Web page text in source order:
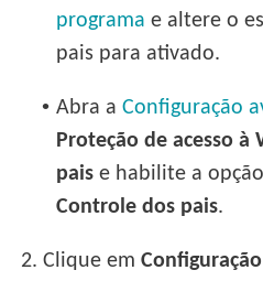
programa e altere o
pais para ativado.
• Abra aConfiguração
Proteção de acesso à
pais e habilite a
Controle dos pais.
2. Clique emConfiguração